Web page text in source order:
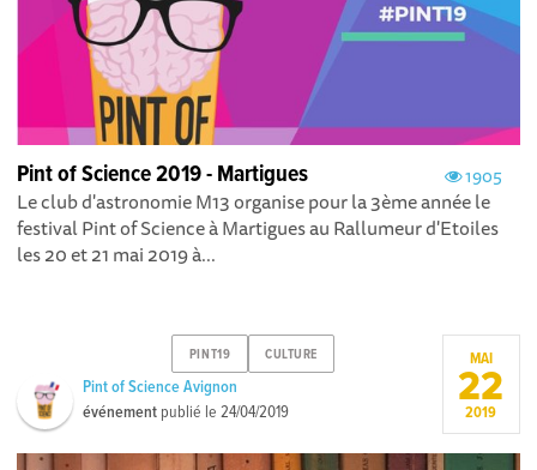
1905
Pint of Science 2019 - Martigues
Le club d'astronomie M13 organise pour la 3ème année le
festival Pint of Science à Martigues au Rallumeur d'Etoiles
les 20 et 21 mai 2019 à...
PINT19 CULTURE
Pint of Science Avignon
événement publié le24/04/2019
MAI
22
2019